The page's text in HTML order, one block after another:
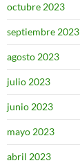
octubre 2023
septiembre 2023
agosto 2023
julio 2023
junio 2023
mayo 2023
abril 2023